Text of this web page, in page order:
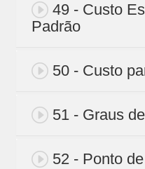
49 - Custo
Padrão
50 - Custo
51 - Graus
52 - Ponto